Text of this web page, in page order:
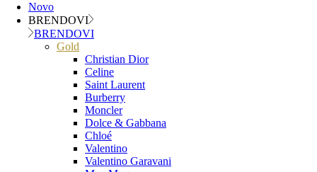
Novo
BRENDOVI
BRENDOVI
Gold
Christian Dior
Celine
Saint Laurent
Burberry
Moncler
Dolce & Gabbana
Chloé
Valentino
Valentino Garavani